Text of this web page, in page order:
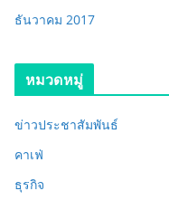
ธันวาคม 2017
หมวดหมู่
ข่าวประชาสัมพันธ์
คาเฟ่
ธุรกิจ